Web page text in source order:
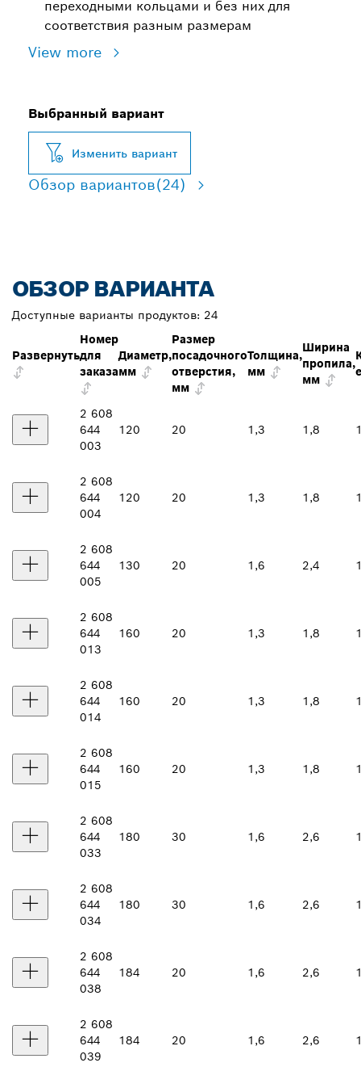
переходными кольцами и без них для
соответствия разным размерам
View more
Выбранный вариант
Изменить вариант
Обзор вариантов(24)
ОБЗОР ВАРИАНТА
Доступные варианты продуктов: 24
Развернуть
Номер
для
заказа
Диаметр,
мм
Размер
посадочного
отверстия,
мм
Толщина,
мм
Ширина
пропила,
мм
2 608
644
003
120 20 1,3 1,8
2 608
644
004
120 20 1,3 1,8
2 608
644
005
130 20 1,6 2,4
2 608
644
013
160 20 1,3 1,8
2 608
644
014
160 20 1,3 1,8
2 608
644
015
160 20 1,3 1,8
2 608
644
033
180 30 1,6 2,6
2 608
644
034
180 30 1,6 2,6
2 608
644
038
184 20 1,6 2,6
2 608
644
039
184 20 1,6 2,6